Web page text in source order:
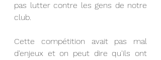
pas lutter contre les gens de notre
club.
Cette compétition avait pas mal
d'enjeux et on peut dire qu'ils ont